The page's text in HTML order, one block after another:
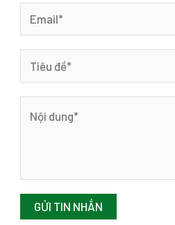
GỬI TIN NHẮN